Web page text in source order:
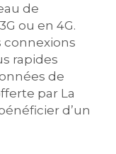
de
ou en 4G.
connexions
rapides
de
par La
d’un